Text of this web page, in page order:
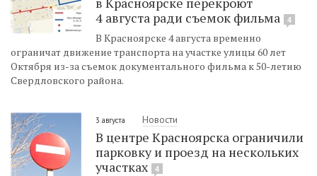
4 августа ради съемок фильма
4
В Красноярске 4 августа временно
ограничат движение транспорта на участке улицы 60 лет
Октября из-за съемок документального фильма к 50-летию
Свердловского района.
3 августа Новости
В центре Красноярска ограничили
парковку и проезд на нескольких
участках
4